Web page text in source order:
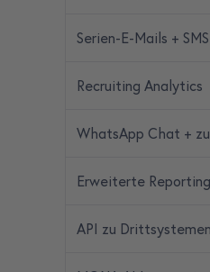
Serien-E-Mails + SMS
Recruiting Analytics
WhatsApp Chat +
Erweiterte
API zu Drittsystemen